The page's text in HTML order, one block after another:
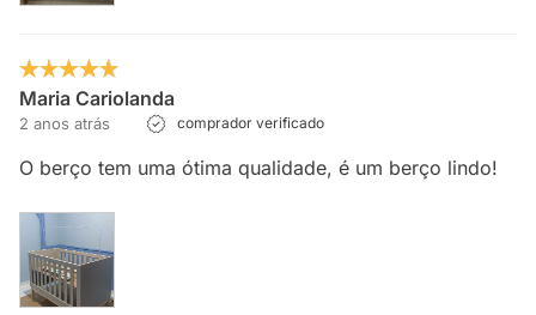
Maria Cariolanda
2 anos atrás comprador verificado
O berço tem uma ótima qualidade, é um berço lindo!